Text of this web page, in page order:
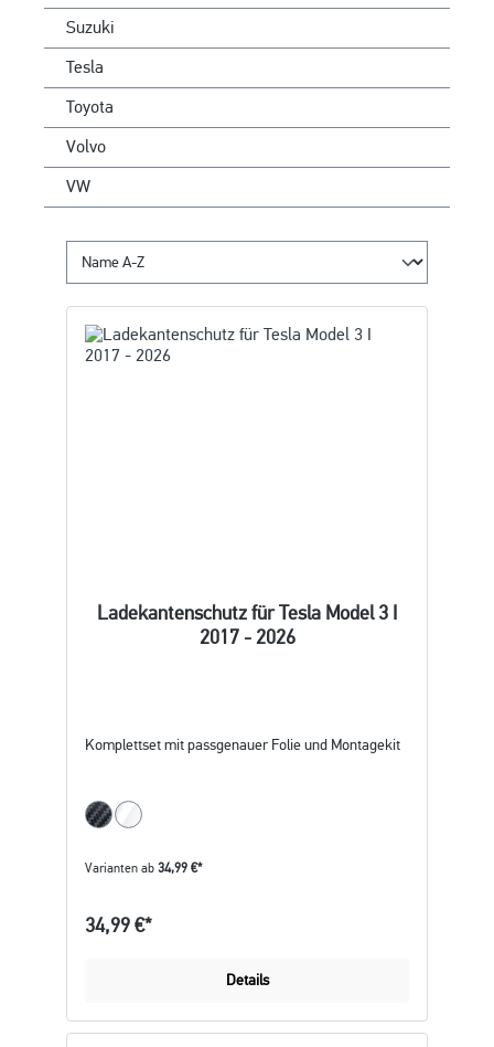
Suzuki
Tesla
Toyota
Volvo
VW
Ladekantenschutz für Tesla Model 3 I
2017 - 2026
Komplettset mit passgenauer Folie und Montagekit
Varianten ab 34,99 €*
34,99 €*
Details